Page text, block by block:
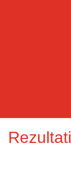
Rezultati